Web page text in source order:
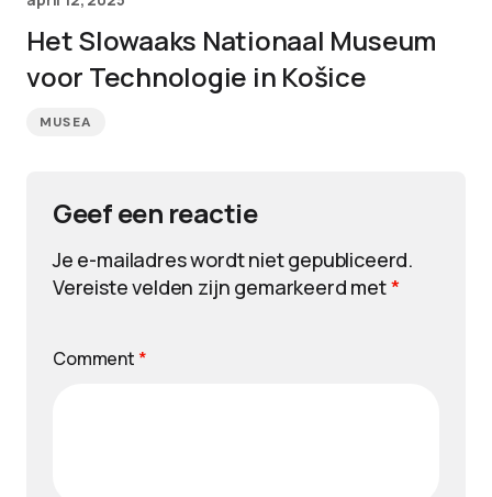
Het Slowaaks Nationaal Museum
voor Technologie in Košice
MUSEA
Geef een reactie
Je e-mailadres wordt niet gepubliceerd.
Vereiste velden zijn gemarkeerd met*
Comment *